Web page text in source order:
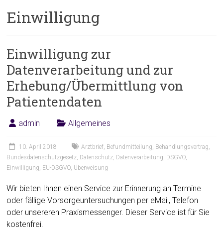
Einwilligung
Einwilligung zur
Datenverarbeitung und zur
Erhebung/Übermittlung von
Patientendaten
admin Allgemeines
10. April 2018 Arztbrief, Befundmitteilung, Behandlungsvertrag,
Bundesdatenschutzgesetz, Datenschutz, Datenverarbeitung, DSGVO,
Einwilligung, EU-DSGVO, Überweisung
Wir bieten Ihnen einen Service zur Erinnerung an Termine
oder fällige Vorsorgeuntersuchungen per eMail, Telefon
oder unsereren Praxismessenger. Dieser Service ist für Sie
kostenfrei.